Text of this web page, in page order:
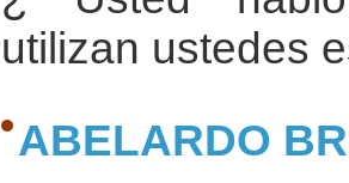
utilizan ustedes
ABELARDO